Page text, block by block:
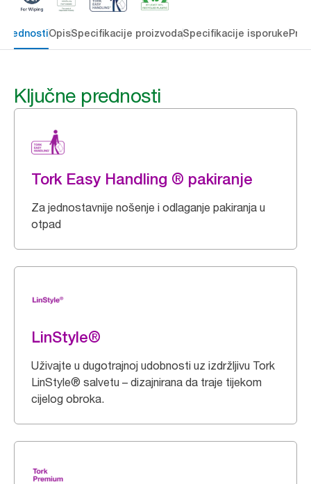
prednostiOpisSpecifikacije proizvodaSpecifikacije isporuke
Ključne prednosti
Tork Easy Handling ® pakiranje
Za jednostavnije nošenje i odlaganje pakiranja u
otpad
LinStyle®
Uživajte u dugotrajnoj udobnosti uz izdržljivu Tork
LinStyle® salvetu – dizajnirana da traje tijekom
cijelog obroka.